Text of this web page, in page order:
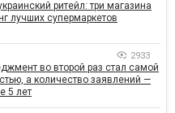
ритейл: три магазина
лучших супермаркетов
2933
во второй раз стал самой
а количество заявлений —
5 лет